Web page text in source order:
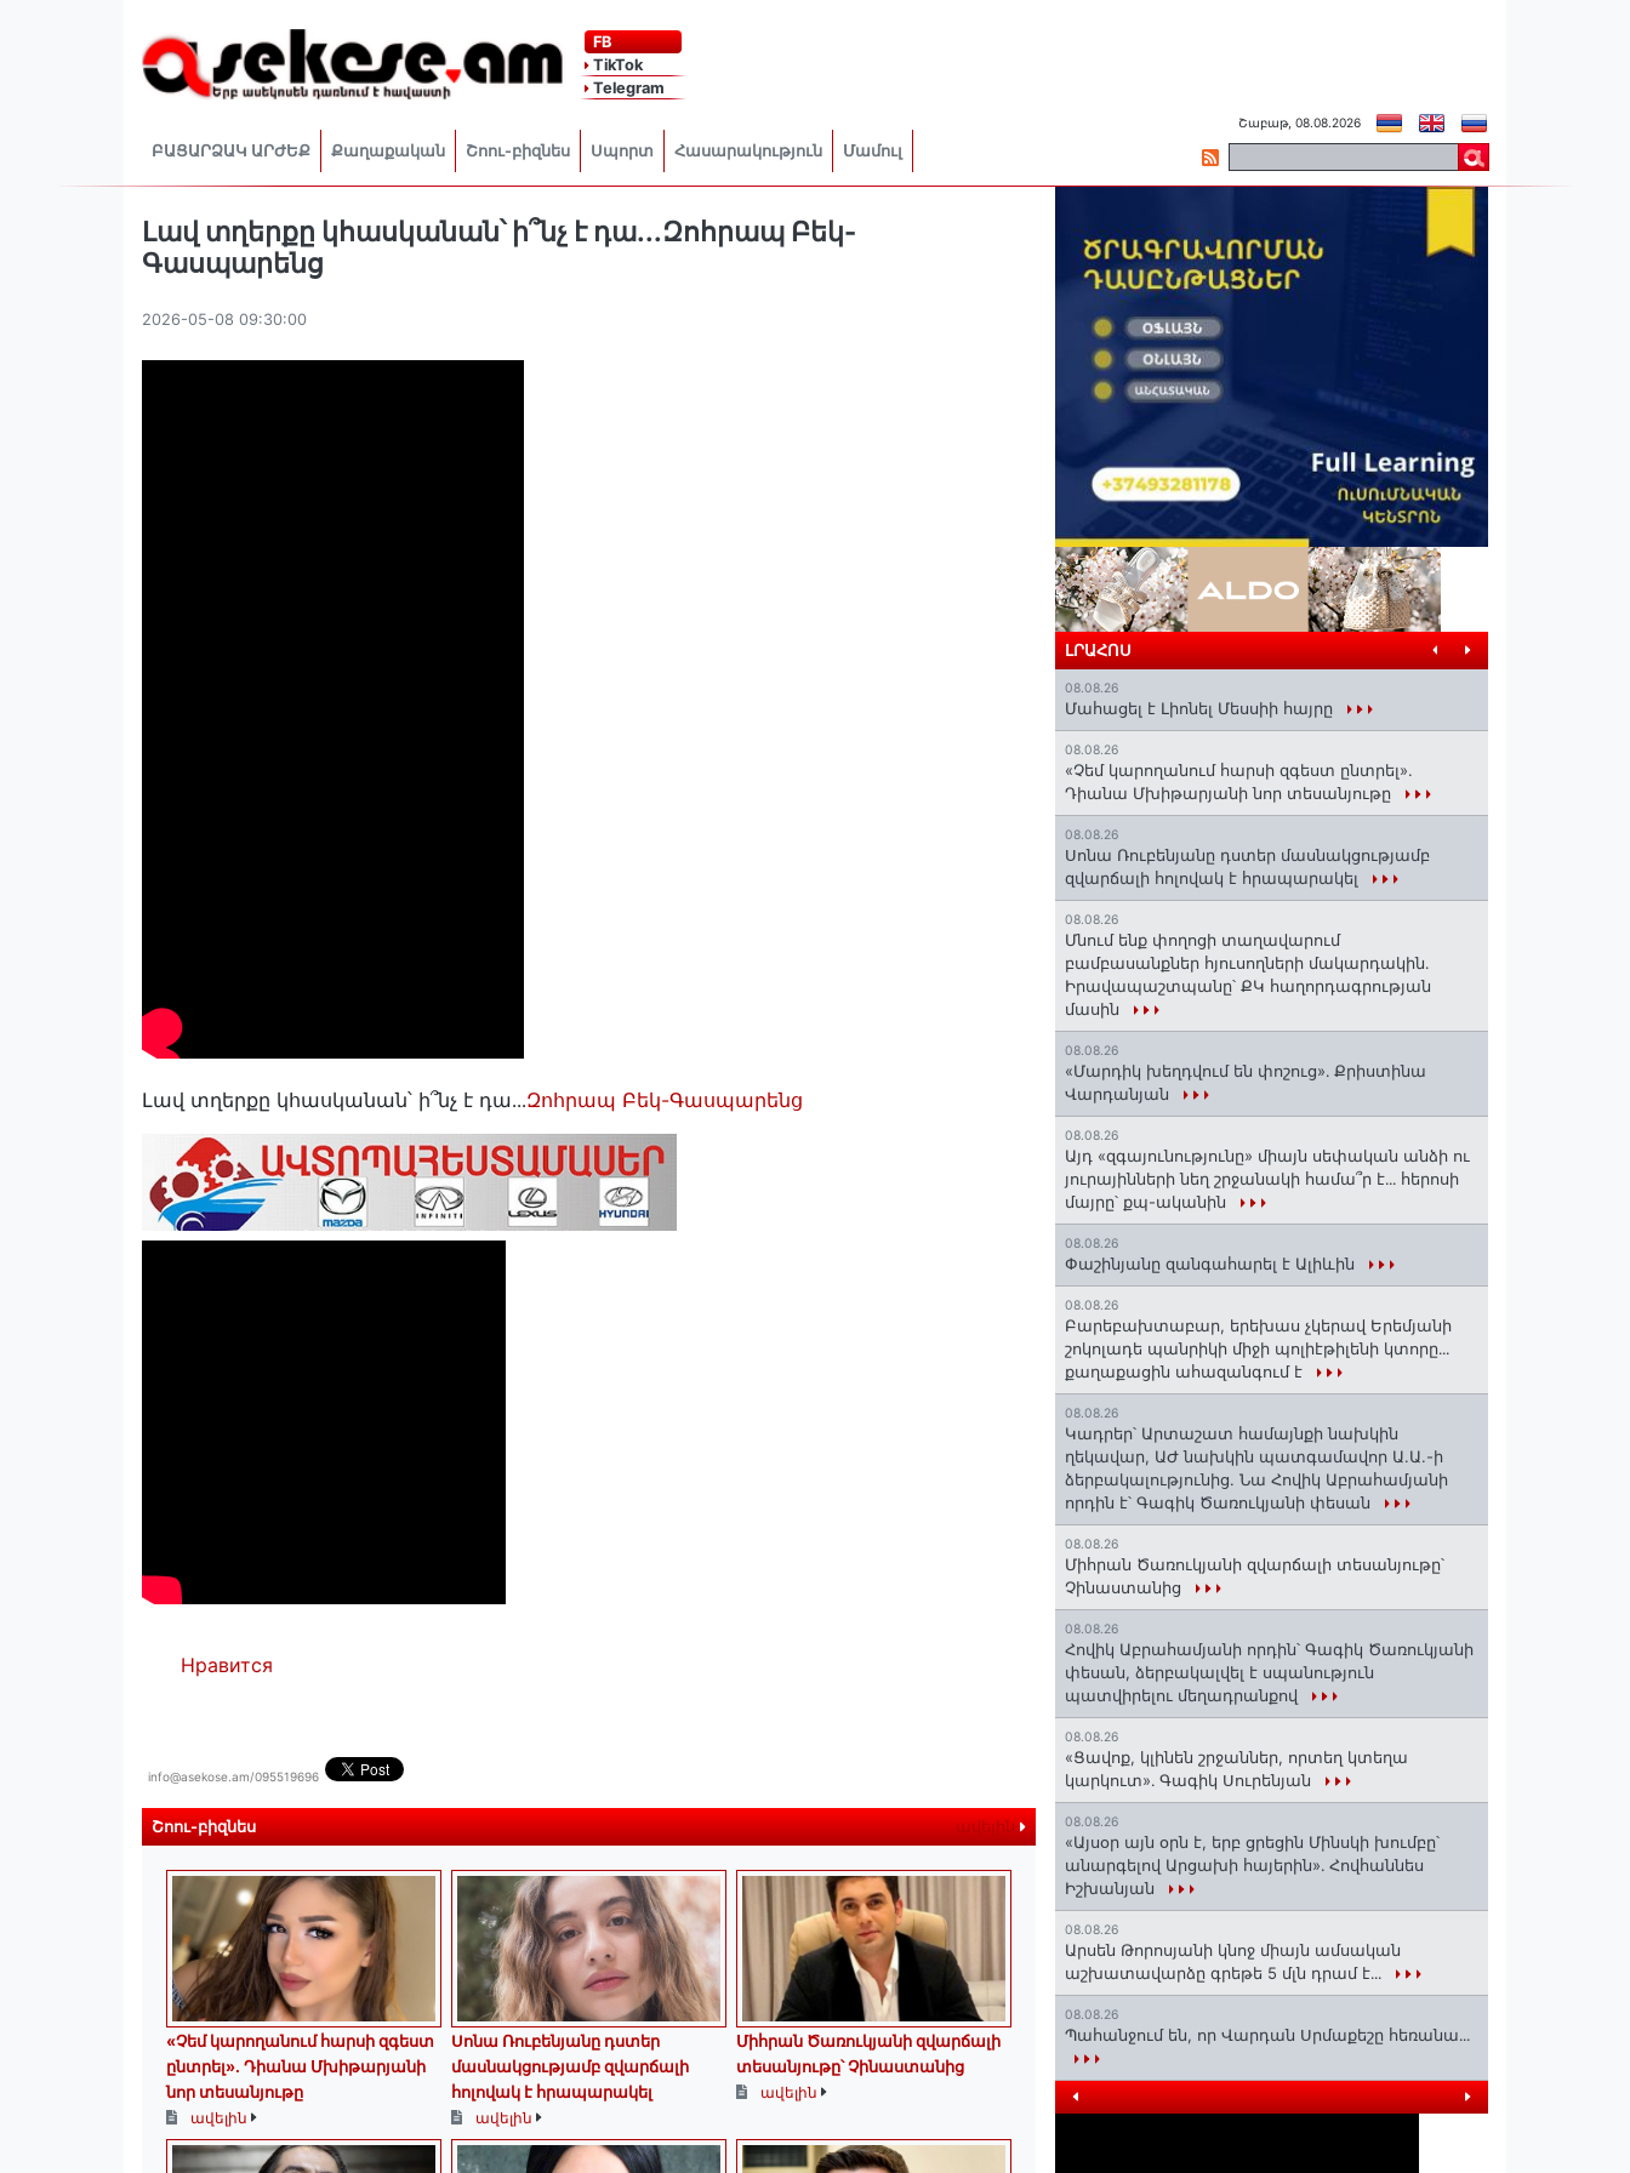
FB
TikTok
Telegram
ԲԱՑԱՐՁԱԿ ԱՐԺԵՔ Քաղաքական Շոու-բիզնես Սպորտ Հասարակություն Մամուլ
Շաբաթ, 08.08.2026
Լավ տղերքը կհասկանան՝ ի՞նչ է դա․․․Զոհրապ Բեկ-
Գասպարենց
2026-05-08 09:30:00
Լավ տղերքը կհասկանան՝ ի՞նչ է դա․․․Զոհրապ Բեկ-Գասպարենց
Нравится
info@asekose.am/095519696
Շոու-բիզնես ավելին
«Չեմ կարողանում հարսի զգեստ
ընտրել». Դիանա Մխիթարյանի
նոր տեսանյութը
ավելին
Սոնա Ռուբենյանը դստեր
մասնակցությամբ զվարճալի
հոլովակ է հրապարակել
ավելին
Միհրան Ծառուկյանի զվարճալի
տեսանյութը՝ Չինաստանից
ավելին
ԼՐԱՀՈՍ
08.08.26
Մահացել է Լիոնել Մեսսիի հայրը
08.08.26
«Չեմ կարողանում հարսի զգեստ ընտրել».
Դիանա Մխիթարյանի նոր տեսանյութը
08.08.26
Սոնա Ռուբենյանը դստեր մասնակցությամբ
զվարճալի հոլովակ է հրապարակել
08.08.26
Մնում ենք փողոցի տաղավարում
բամբասանքներ հյուսողների մակարդակին․
Իրավապաշտպանը՝ ՔԿ հաղորդագրության
մասին
08.08.26
«Մարդիկ խեղդվում են փոշուց»․ Քրիստինա
Վարդանյան
08.08.26
Այդ «զգայունությունը» միայն սեփական անձի ու
յուրայինների նեղ շրջանակի համա՞ր է․․․ հերոսի
մայրը՝ քպ-ականին
08.08.26
Փաշինյանը զանգահարել է Ալիևին
08.08.26
Բարեբախտաբար, երեխաս չկերավ Երեմյանի
շոկոլադե պանրիկի միջի պոլիէթիլենի կտորը․․․
քաղաքացին ահազանգում է
08.08.26
Կադրեր՝ Արտաշատ համայնքի նախկին
ղեկավար, ԱԺ նախկին պատգամավոր Ա.Ա.-ի
ձերբակալությունից. Նա Հովիկ Աբրահամյանի
որդին է՝ Գագիկ Ծառուկյանի փեսան
08.08.26
Միհրան Ծառուկյանի զվարճալի տեսանյութը՝
Չինաստանից
08.08.26
Հովիկ Աբրահամյանի որդին՝ Գագիկ Ծառուկյանի
փեսան, ձերբակալվել է սպանություն
պատվիրելու մեղադրանքով
08.08.26
«Ցավոք, կլինեն շրջաններ, որտեղ կտեղա
կարկուտ»․ Գագիկ Սուրենյան
08.08.26
«Այսօր այն օրն է, երբ ցրեցին Մինսկի խումբը՝
անարգելով Արցախի հայերին»․ Հովհաննես
Իշխանյան
08.08.26
Արսեն Թորոսյանի կնոջ միայն ամսական
աշխատավարձը գրեթե 5 մլն դրամ է․․․
08.08.26
Պահանջում են, որ Վարդան Սրմաքեշը հեռանա․․․